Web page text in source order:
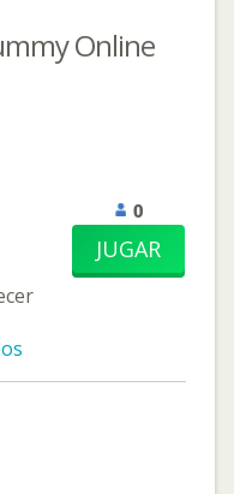
Online
0
JUGAR